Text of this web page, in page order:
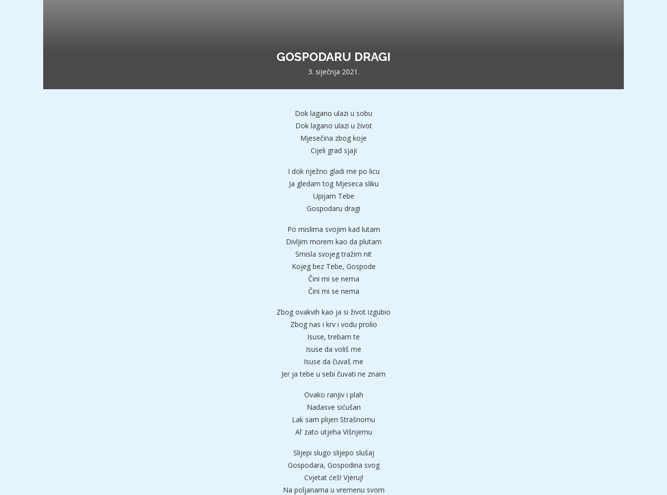
GOSPODARU DRAGI
3. siječnja 2021.
Dok lagano ulazi u sobu
Dok lagano ulazi u život
Mjesečina zbog koje
Cijeli grad sjaji
I dok nježno gladi me po licu
Ja gledam tog Mjeseca sliku
Upijam Tebe
Gospodaru dragi
Po mislima svojim kad lutam
Divljim morem kao da plutam
Smisla svojeg tražim nit
Kojeg bez Tebe, Gospode
Čini mi se nema
Čini mi se nema
Zbog ovakvih kao ja si život izgubio
Zbog nas i krv i vodu prolio
Isuse, trebam te
Isuse da voliš me
Isuse da čuvaš me
Jer ja tebe u sebi čuvati ne znam
Ovako ranjiv i plah
Nadasve sićušan
Lak sam plijen Strašnomu
Al’ zato utjeha Višnjemu
Slijepi slugo slijepo slušaj
Gospodara, Gospodina svog
Cvjetat ćeš! Vjeruj!
Na poljanama u vremenu svom